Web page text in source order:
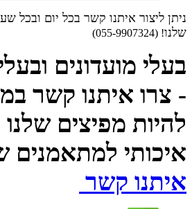
ניתן ליצור איתנו קשר בכל יום ובכל
שלנו! (055-9907324)
בעלי מועדונים
- צרו איתנו קשר
להיות מפיצים שלנו
איכותי למתאמנים
איתנו קשר